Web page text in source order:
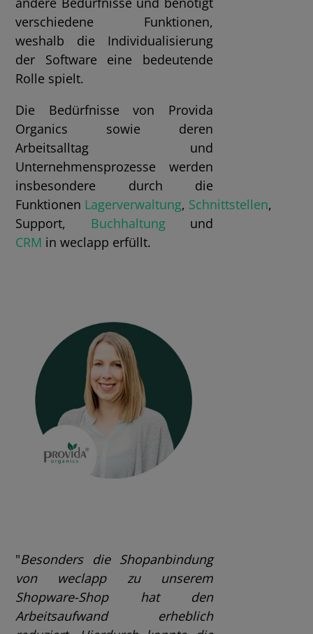
verschiedene Funktionen,
weshalb die Individualisierung
der Software eine bedeutende
Rolle spielt.
Die Bedürfnisse von Provida
Organics sowie deren
Arbeitsalltag und
Unternehmensprozesse werden
insbesondere durch die
Funktionen Lagerverwaltung, Schnittstellen,
Support, Buchhaltungund
CRM in weclapp erfüllt.
"Besonders die Shopanbindung
von weclapp zu unserem
Shopware-Shop hat den
Arbeitsaufwand erheblich